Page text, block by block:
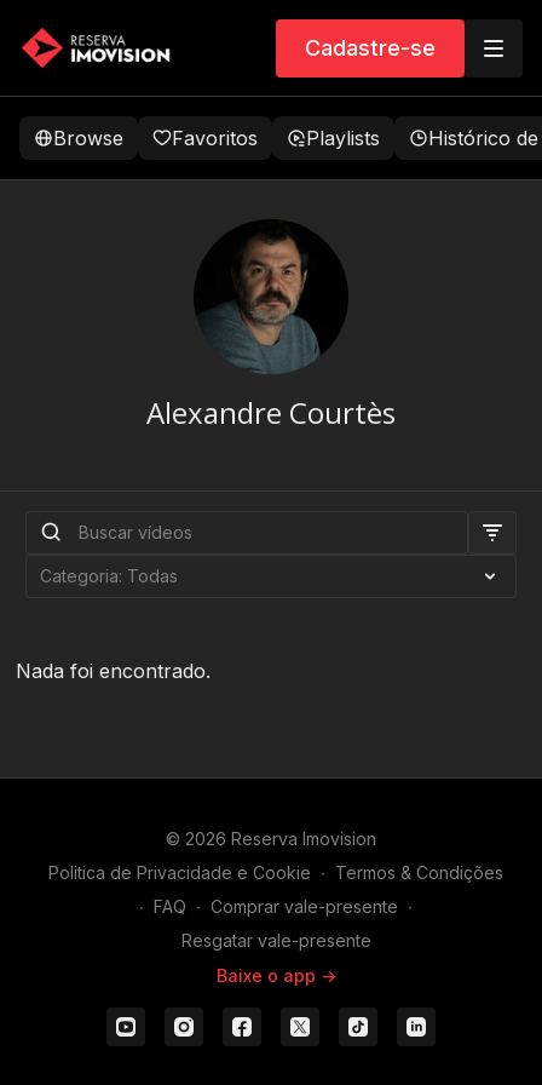
Cadastre-se
Browse Favoritos Playlists Histórico
Alexandre Courtès
Nada foi encontrado.
© 2026 Reserva Imovision
Politica de Privacidade e Cookie ∙ Termos & Condições
∙ FAQ ∙ Comprar vale-presente ∙
Resgatar vale-presente
Baixe o app ->